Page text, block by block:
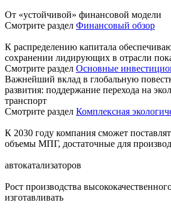
От «устойчивой» финансовой модели
Смотрите раздел Финансовый обзор
К распределению капитала
сохранении лидирующих в отрасли
Смотрите раздел Основные
Важнейший вклад в глобальную
развития: поддержание перехода на
транспорт
Смотрите раздел Комплексная
К 2030 году компания сможет
объемы МПГ, достаточные для
автокатализаторов
Рост производства
изготавливать